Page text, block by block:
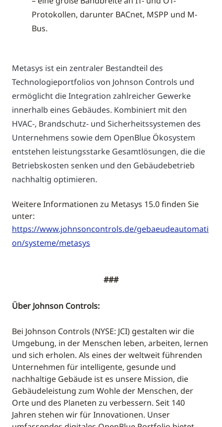
Protokollen, darunter BACnet, MSPP und M-
Bus.
Metasys ist ein zentraler Bestandteil des
Technologieportfolios von Johnson Controls und
ermöglicht die Integration zahlreicher Gewerke
innerhalb eines Gebäudes. Kombiniert mit den
HVAC-, Brandschutz- und Sicherheitssystemen des
Unternehmens sowie dem OpenBlue Ökosystem
entstehen leistungsstarke Gesamtlösungen, die die
Betriebskosten senken und den Gebäudebetrieb
nachhaltig optimieren.
Weitere Informationen zu Metasys 15.0 finden Sie
unter:
https://www.johnsoncontrols.de/gebaeudeautomati
on/systeme/metasys
###
Über Johnson Controls:
Bei Johnson Controls (NYSE: JCI) gestalten wir die
Umgebung, in der Menschen leben, arbeiten, lernen
und sich erholen. Als eines der weltweit führenden
Unternehmen für intelligente, gesunde und
nachhaltige Gebäude ist es unsere Mission, die
Gebäudeleistung zum Wohle der Menschen, der
Orte und des Planeten zu verbessern. Seit 140
Jahren stehen wir für Innovationen. Unser